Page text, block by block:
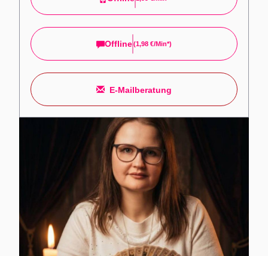
Offline(1,98 €/min*)
E-Mailberatung